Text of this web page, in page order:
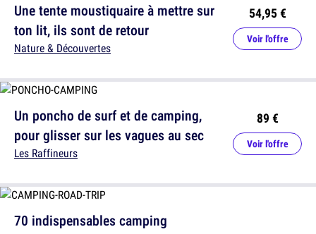
Un poncho de surf et de camping,
pour glisser sur les vagues au sec
Les Raffineurs
89 €
Voir l'offre
Une tente moustiquaire à mettre sur
ton lit, ils sont de retour
Nature & Découvertes
54,95 €
Voir l'offre
70 indispensables camping